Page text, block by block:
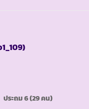
1_109)
ประถม6 (29 คน)